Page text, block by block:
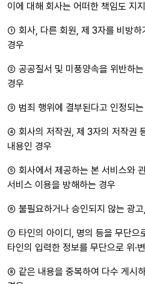
이에 대해 회사는 어떠한 책임도 지
① 회사, 다른 회원, 제 3자를 비방하
경우
② 공공질서 및 미풍양속을 위반하
경우
③ 범죄 행위에 결부된다고 인정되
④ 회사의 저작권, 제 3자의 저작권
내용인 경우
⑤ 회사에서 제공하는 본 서비스와
서비스 이용을 방해하는 경우
⑥ 불필요하거나 승인되지 않는 광
⑦ 타인의 아이디, 명의 등을 무단으
타인의 입력한 정보를 무단으로 위·
⑧ 같은 내용을 중복하여 다수 게시